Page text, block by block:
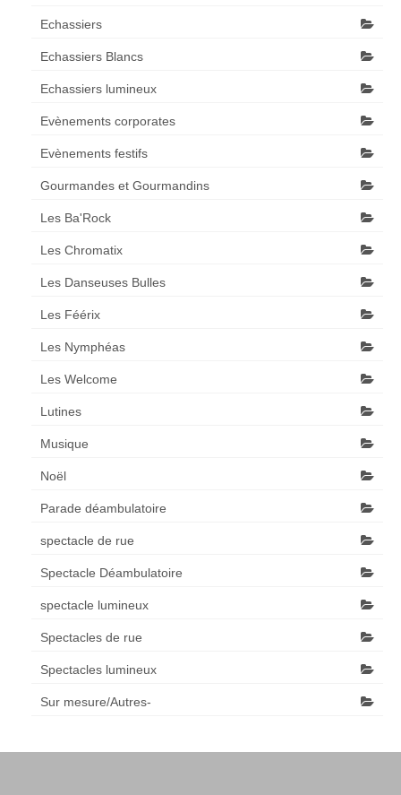
Echassiers
Echassiers Blancs
Echassiers lumineux
Evènements corporates
Evènements festifs
Gourmandes et Gourmandins
Les Ba'Rock
Les Chromatix
Les Danseuses Bulles
Les Féérix
Les Nymphéas
Les Welcome
Lutines
Musique
Noël
Parade déambulatoire
spectacle de rue
Spectacle Déambulatoire
spectacle lumineux
Spectacles de rue
Spectacles lumineux
Sur mesure/Autres-